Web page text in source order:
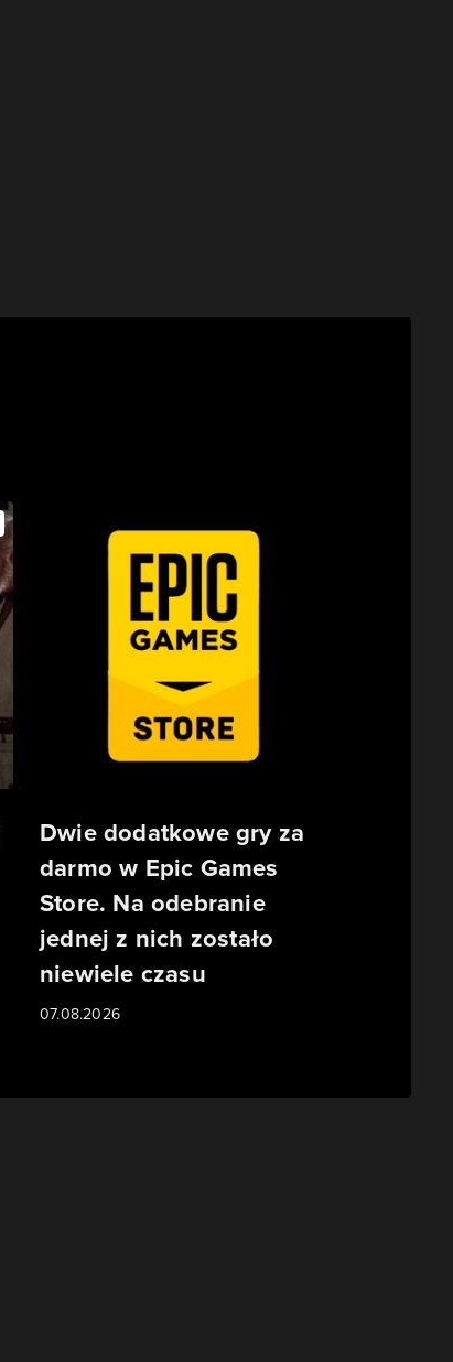
Dwie dodatkowe gry za
darmo w Epic Games
Store. Na odebranie
jednej z nich zostało
niewiele czasu
07.08.2026